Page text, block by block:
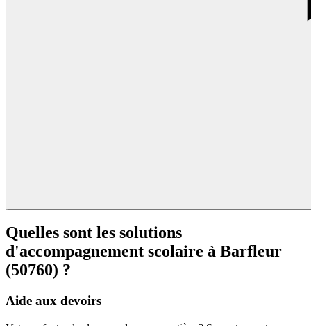
Quelles sont les solutions
d'accompagnement scolaire à Barfleur
(50760) ?
Aide aux devoirs